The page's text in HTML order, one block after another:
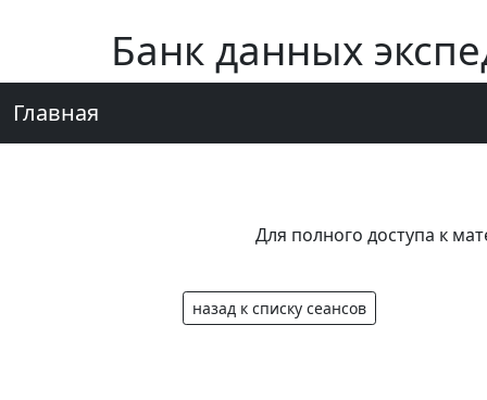
Банк данных
Главная
Для полного доступа к
назад к списку сеансов